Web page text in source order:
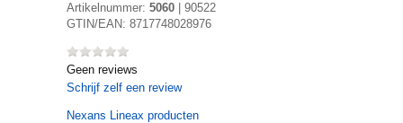
Artikelnummer: 5060
90522
GTIN/EAN: 8717748028976
Geen reviews
Schrijf zelf een review
Nexans Lineax producten